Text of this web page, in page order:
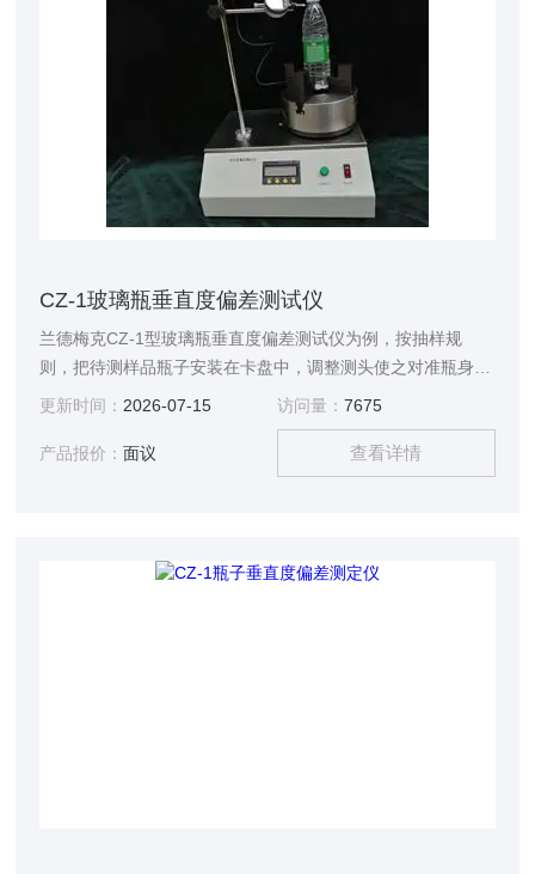
CZ-1玻璃瓶垂直度偏差测试仪
兰德梅克CZ-1型玻璃瓶垂直度偏差测试仪为例，按抽样规
则，把待测样品瓶子安装在卡盘中，调整测头使之对准瓶身上
部的圆形部分，把仪器数字清零，打开旋转开关（观察有无测
几圈后按相应的键就可以得到大值和小值，其差的一半即为该
瓶子的垂直度偏差。注意的是，如果测试塑料瓶，建议在瓶内
更新时间： 2026-07-15 访问量： 7675
产品报价：面议 查看详情